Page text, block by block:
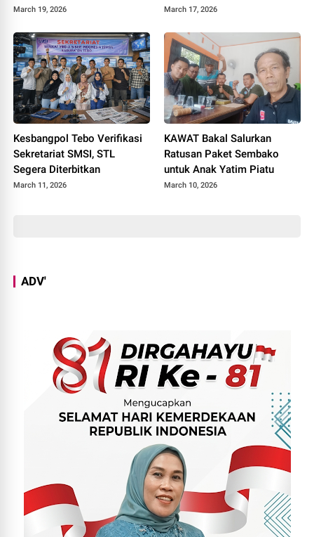
March 19, 2026 March 17, 2026
Kesbangpol Tebo Verifikasi
Sekretariat SMSI, STL
Segera Diterbitkan
March 11, 2026
KAWAT Bakal Salurkan
Ratusan Paket Sembako
untuk Anak Yatim Piatu
March 10, 2026
ADV'